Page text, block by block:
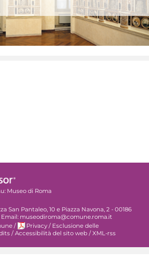
Museo di Roma
San Pantaleo, 10 e Piazza Navona, 2 - 00186
Email: museodiroma@comune.roma.it
/ Privacy / Esclusione delle
/Accessibilità del sito web /XML-rss